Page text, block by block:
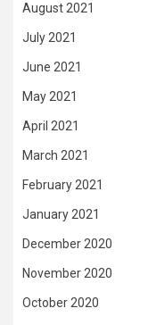
August 2021
July 2021
June 2021
May 2021
April 2021
March 2021
February 2021
January 2021
December 2020
November 2020
October 2020